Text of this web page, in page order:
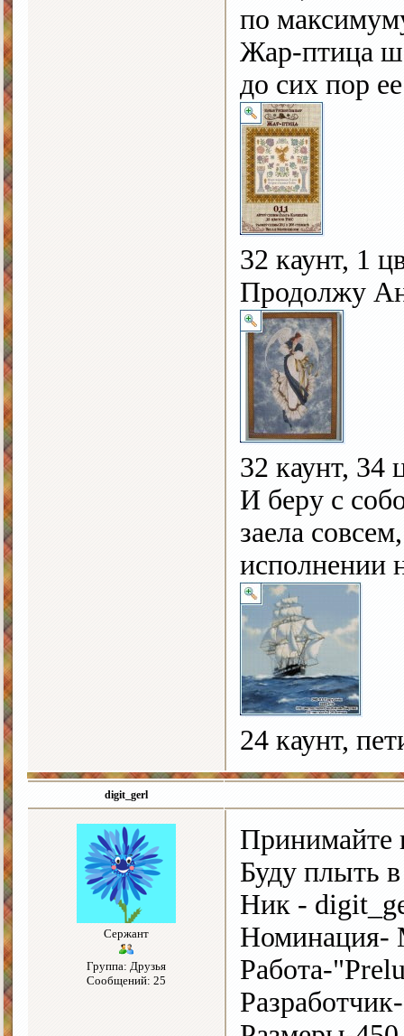
по
Жар-птица
до сих пор
32 каунт, 1
Продолжу
32 каунт, 34
И беру с
заела
исполнении
24 каунт,
digit_gerl
Сержант
Группа: Друзья
Сообщений: 25
Принимайте
Буду плыть
Ник -
Номинация-
Работа-